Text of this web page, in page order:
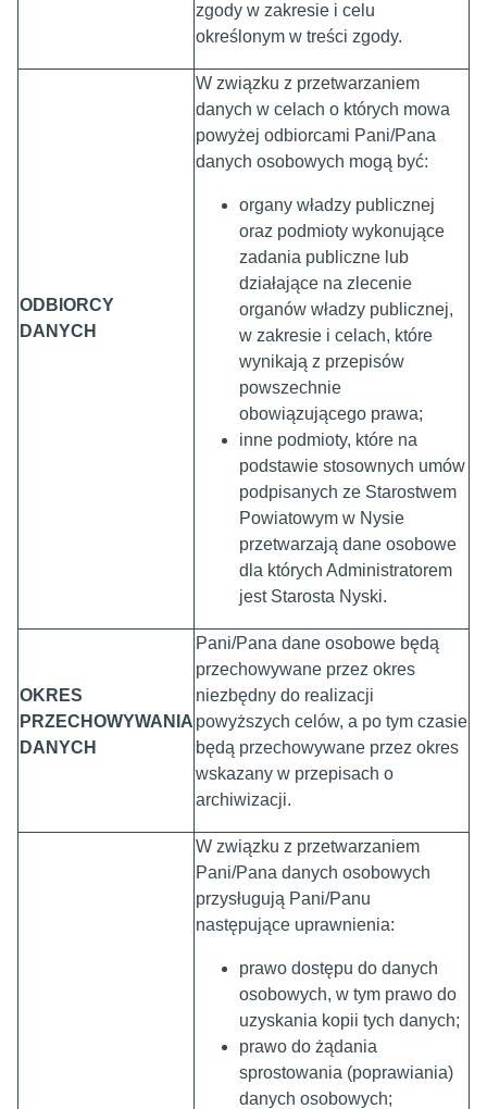
zgody w zakresie i celu
określonym w treści zgody.
ODBIORCY
DANYCH
W związku z przetwarzaniem
danych w celach o których mowa
powyżej odbiorcami Pani/Pana
danych osobowych mogą być:
organy władzy publicznej
oraz podmioty wykonujące
zadania publiczne lub
działające na zlecenie
organów władzy publicznej,
w zakresie i celach, które
wynikają z przepisów
powszechnie
obowiązującego prawa;
inne podmioty, które na
podstawie stosownych umów
podpisanych ze Starostwem
Powiatowym w Nysie
przetwarzają dane osobowe
dla których Administratorem
jest Starosta Nyski.
OKRES
PRZECHOWYWANIA
DANYCH
Pani/Pana dane osobowe będą
przechowywane przez okres
niezbędny do realizacji
powyższych celów, a po tym czasie
będą przechowywane przez okres
wskazany w przepisach o
archiwizacji.
W związku z przetwarzaniem
Pani/Pana danych osobowych
przysługują Pani/Panu
następujące uprawnienia:
prawo dostępu do danych
osobowych, w tym prawo do
uzyskania kopii tych danych;
prawo do żądania
sprostowania (poprawiania)
danych osobowych;